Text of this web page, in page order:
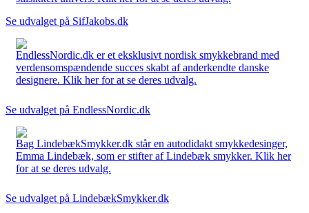
Se udvalget på SifJakobs.dk
EndlessNordic.dk er et eksklusivt nordisk smykkebrand med
verdensomspændende succes skabt af anderkendte danske
designere. Klik her for at se deres udvalg.
Se udvalget på EndlessNordic.dk
Bag LindebækSmykker.dk står en autodidakt smykkedesinger,
Emma Lindebæk, som er stifter af Lindebæk smykker. Klik her
for at se deres udvalg.
Se udvalget på LindebækSmykker.dk